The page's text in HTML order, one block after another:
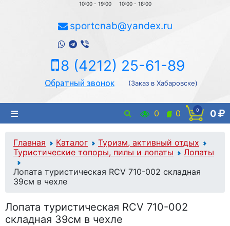
10:00 - 19:00 10:00 - 18:00
sportcnab@yandex.ru
8 (4212) 25-61-89
Обратный звонок (Заказ в Хабаровске)
0 0 0 0
Главная Каталог
Туризм, активный отдых
Туристические топоры, пилы и лопаты
Лопаты
Лопата туристическая RCV 710-002 складная
39см в чехле
Лопата туристическая RCV 710-002
складная 39см в чехле